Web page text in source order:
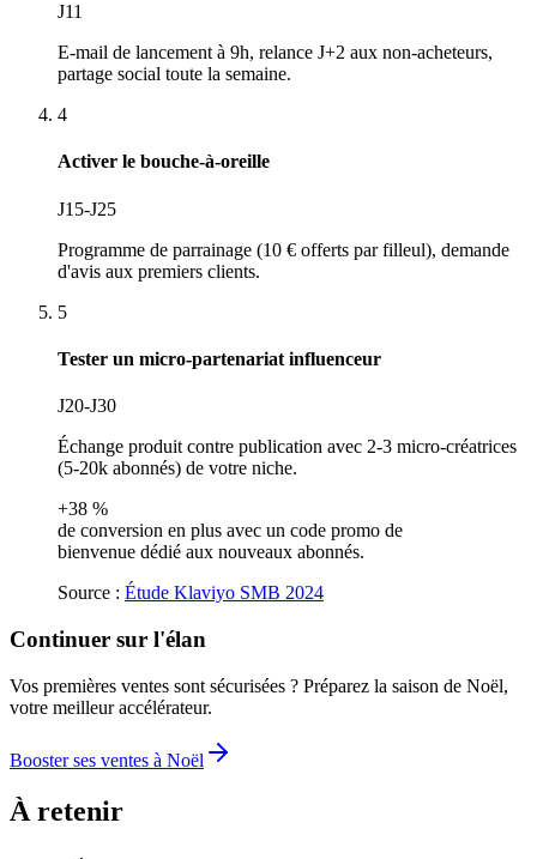
J11
E-mail de lancement à 9h, relance J+2 aux non-acheteurs,
partage social toute la semaine.
4
Activer le bouche-à-oreille
J15-J25
Programme de parrainage (10 € offerts par filleul), demande
d'avis aux premiers clients.
5
Tester un micro-partenariat influenceur
J20-J30
Échange produit contre publication avec 2-3 micro-créatrices
(5-20k abonnés) de votre niche.
+38 %
de conversion en plus avec un code promo de
bienvenue dédié aux nouveaux abonnés.
Source : Étude Klaviyo SMB 2024
Continuer sur l'élan
Vos premières ventes sont sécurisées ? Préparez la saison de Noël,
votre meilleur accélérateur.
Booster ses ventes à Noël
À retenir